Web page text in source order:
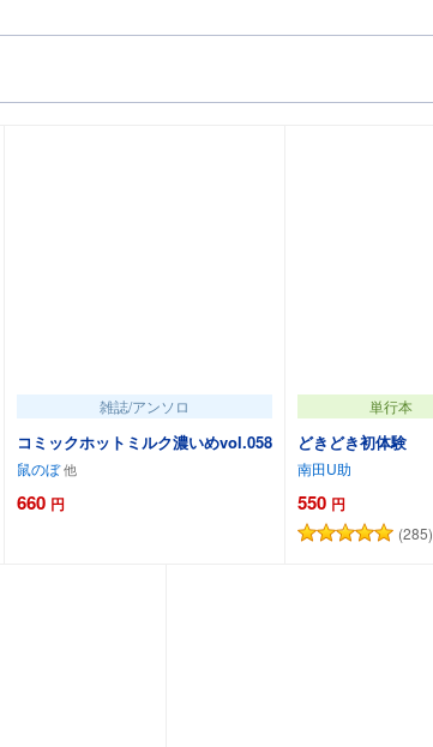
雑誌/アンソロ
コミックホットミルク濃いめvol.058
鼠のぼ
660 円
単行本
どきどき初体験
南田U助
550 円
(285)
カートに追加